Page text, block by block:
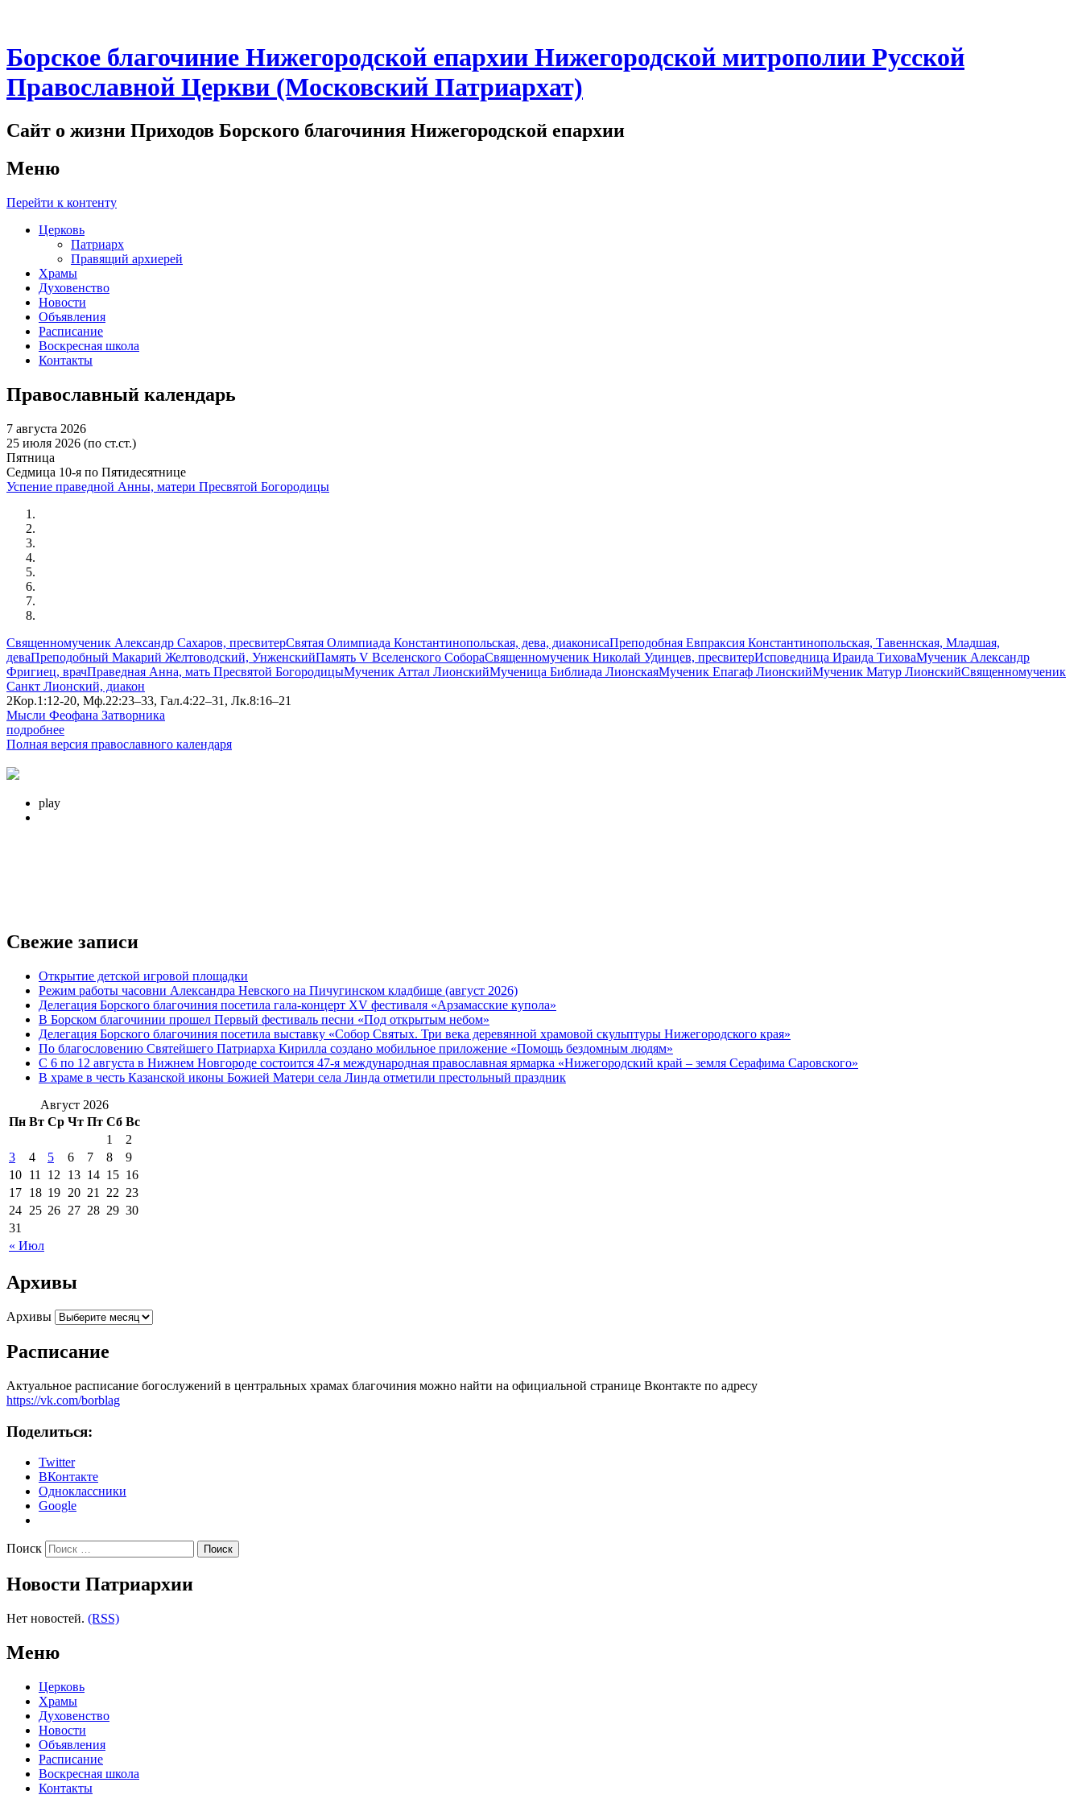
Борское благочиние Нижегородской епархии Нижегородской митрополии Русской
Православной Церкви (Московский Патриархат)
Сайт о жизни Приходов Борского благочиния Нижегородской епархии
Меню
Перейти к контенту
Церковь
Патриарх
Правящий архиерей
Храмы
Духовенство
Новости
Объявления
Расписание
Воскресная школа
Контакты
Православный календарь
7 августа 2026
25 июля 2026 (по ст.ст.)
Пятница
Седмица 10-я по Пятидесятнице
Успение праведной Анны, матери Пресвятой Богородицы
Священномученик Александр Сахаров, пресвитерСвятая Олимпиада Константинопольская, дева, диаконисаПреподобная Евпраксия Константинопольская, Тавеннская, Младшая,
деваПреподобный Макарий Желтоводский, УнженскийПамять V Вселенского СобораСвященномученик Николай Удинцев, пресвитерИсповедница Ираида ТиховаМученик Александр
Фригиец, врачПраведная Анна, мать Пресвятой БогородицыМученик Аттал ЛионскийМученица Библиада ЛионскаяМученик Епагаф ЛионскийМученик Матур ЛионскийСвященномученик
Санкт Лионский, диакон
2Кор.1:12-20, Мф.22:23–33, Гал.4:22–31, Лк.8:16–21
Мысли Феофана Затворника
подробнее
Полная версия православного календаря
play
Свежие записи
Открытие детской игровой площадки
Режим работы часовни Александра Невского на Пичугинском кладбище (август 2026)
Делегация Борского благочиния посетила гала-концерт XV фестиваля «Арзамасские купола»
В Борском благочинии прошел Первый фестиваль песни «Под открытым небом»
Делегация Борского благочиния посетила выставку «Собор Святых. Три века деревянной храмовой скульптуры Нижегородского края»
По благословению Святейшего Патриарха Кирилла создано мобильное приложение «Помощь бездомным людям»
С 6 по 12 августа в Нижнем Новгороде состоится 47-я международная православная ярмарка «Нижегородский край – земля Серафима Саровского»
В храме в честь Казанской иконы Божией Матери села Линда отметили престольный праздник
Август 2026
Пн Вт Ср Чт Пт Сб Вс
« Июл
1
2
3
4 5 6 7 8
9
10 11 12 13 14 15 16
17 18 19 20 21 22 23
24 25 26 27 28 29 30
31
Архивы
Архивы
Расписание
Актуальное расписание богослужений в центральных храмах благочиния можно найти на официальной странице Вконтакте по адресу
https://vk.com/borblag
Поделиться:
Twitter
ВКонтакте
Одноклассники
Google
Поиск
Новости Патриархии
Нет новостей. (RSS)
Меню
Церковь
Храмы
Духовенство
Новости
Объявления
Расписание
Воскресная школа
Контакты